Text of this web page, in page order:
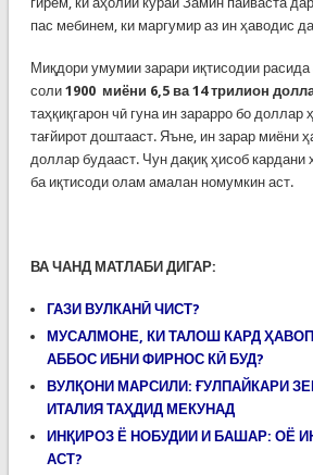
пас мебинем, ки маргумир аз ин ҳаводис
Миқдори умумии зарари иқтисодии расида
соли 1900 миёни 6,5 ва 14 трилион
таҳқиқгарон чӣ гуна ин зарарро бо доллар
тағйирот доштааст. Яъне, ин зарар миёни
доллар будааст. Чун дақиқ ҳисоб кардани
ба иқтисоди олам амалан номумкин аст.
ВА ЧАНД МАТЛАБИ ДИГАР:
ГАЗИ ВУЛКАНӢ ЧИСТ?
МУСАЛМОНЕ, КИ ТАЛОШ КАРД
АББОС ИБНИ ФИРНОС КӢ БУД?
ВУЛҚОНИ МАРСИЛИ: ҒУЛПАЙКАРИ
ИТАЛИЯ ТАҲДИД МЕКУНАД
ИНҚИРОЗ Ё НОБУДИИ И БАШАР: ОЁ
АСТ?